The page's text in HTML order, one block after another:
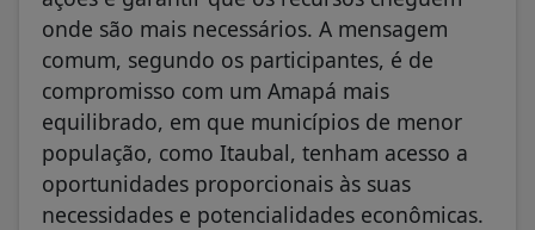
onde são mais necessários. A mensagem
comum, segundo os participantes, é de
compromisso com um Amapá mais
equilibrado, em que municípios de menor
população, como Itaubal, tenham acesso a
oportunidades proporcionais às suas
necessidades e potencialidades econômicas.